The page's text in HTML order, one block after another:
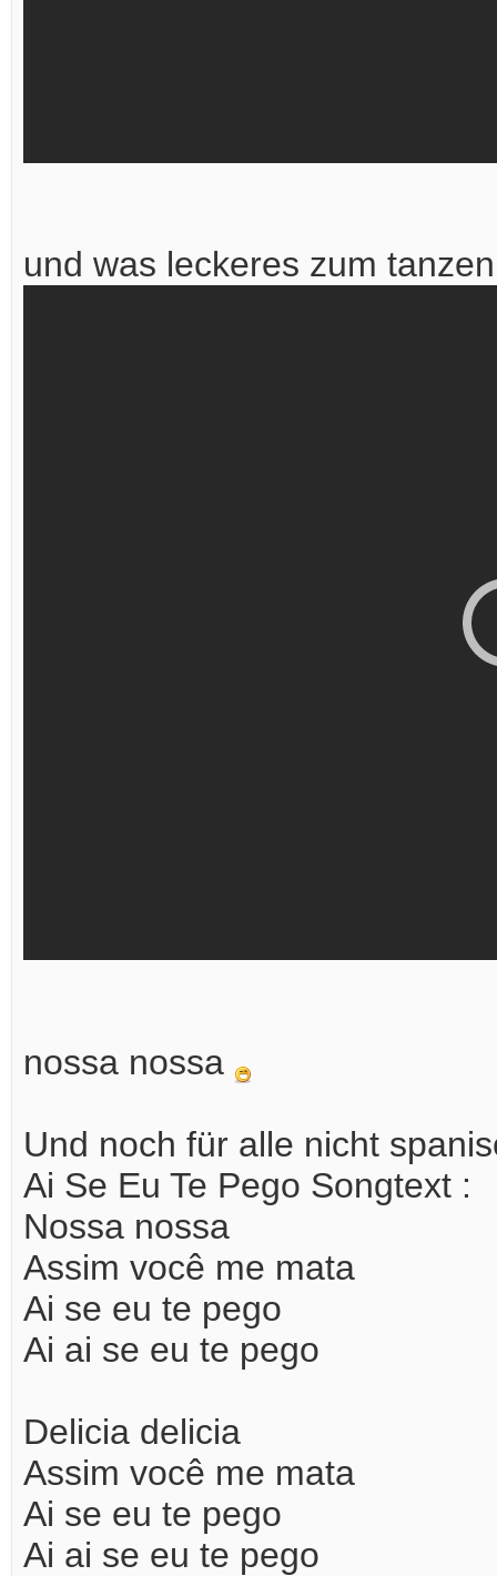
und was leckeres zum tanzen
nossa nossa
Und noch für alle nicht
Ai Se Eu Te Pego Songtext :
Nossa nossa
Assim você me mata
Ai se eu te pego
Ai ai se eu te pego
Delicia delicia
Assim você me mata
Ai se eu te pego
Ai ai se eu te pego